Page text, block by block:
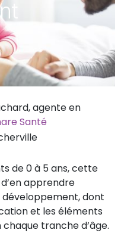
agente en
Santé
de 0 à 5 ans, cette
apprendre
dont
et les éléments
tranche d’âge.